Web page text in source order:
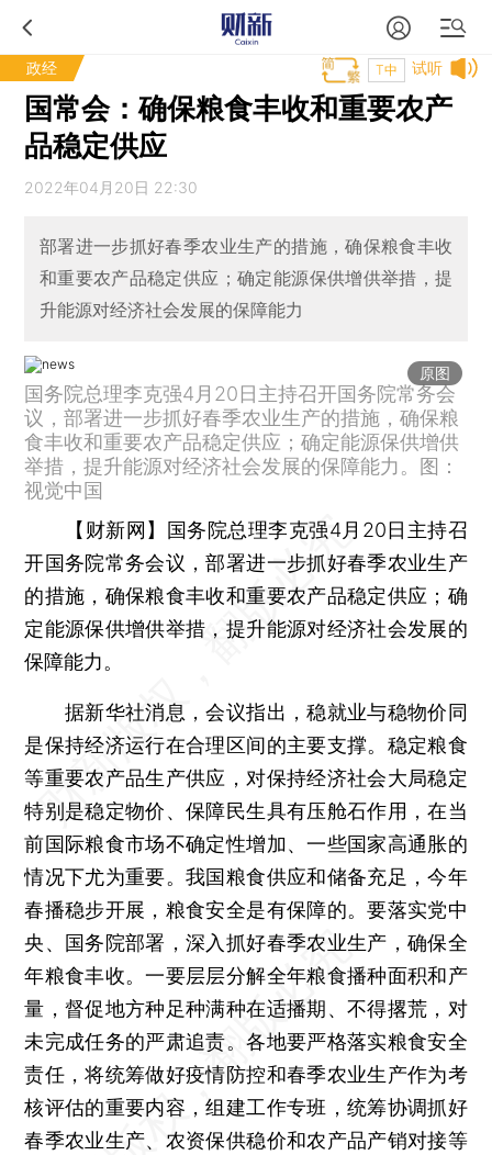
政经 试听
T中
国常会：确保粮食丰收和重要农产
品稳定供应
2022年04月20日 22:30
部署进一步抓好春季农业生产的措施，确保粮食丰收
和重要农产品稳定供应；确定能源保供增供举措，提
升能源对经济社会发展的保障能力
原图
国务院总理李克强4月20日主持召开国务院常务会
议，部署进一步抓好春季农业生产的措施，确保粮
食丰收和重要农产品稳定供应；确定能源保供增供
举措，提升能源对经济社会发展的保障能力。图：
视觉中国
【财新网】
国务院总理李克强4月20日主持召
开国务院常务会议，部署进一步抓好春季农业生产
的措施，确保粮食丰收和重要农产品稳定供应；确
定能源保供增供举措，提升能源对经济社会发展的
保障能力。
据新华社消息，会议指出，稳就业与稳物价同
是保持经济运行在合理区间的主要支撑。稳定粮食
等重要农产品生产供应，对保持经济社会大局稳定
特别是稳定物价、保障民生具有压舱石作用，在当
前国际粮食市场不确定性增加、一些国家高通胀的
情况下尤为重要。我国粮食供应和储备充足，今年
春播稳步开展，粮食安全是有保障的。要落实党中
央、国务院部署，深入抓好春季农业生产，确保全
年粮食丰收。一要层层分解全年粮食播种面积和产
量，督促地方种足种满种在适播期、不得撂荒，对
未完成任务的严肃追责。各地要严格落实粮食安全
责任，将统筹做好疫情防控和春季农业生产作为考
核评估的重要内容，组建工作专班，统筹协调抓好
春季农业生产、农资保供稳价和农产品产销对接等